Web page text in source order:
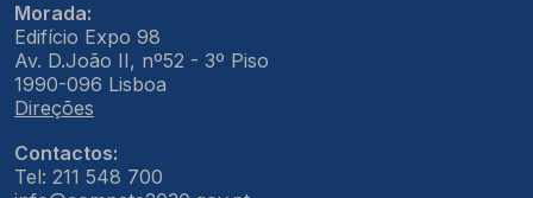
Morada:
Edifício Expo 98
Av. D.João II, nº52 - 3º Piso
1990-096 Lisboa
Direções
Contactos:
Tel: 211 548 700